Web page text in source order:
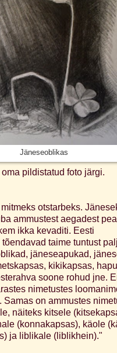
Jäneseoblikas
pildistatud foto järgi.
otstarbeks.
ammustest aegadest
ikka kevaditi. Eesti
taime tuntust
jäneseapukad,
kikikapsas,
soone rohud jne.
nimetustes
Samas on ammustes
näiteks kitsele
(konnakapsas), käole
ja liblikale (liblikhein)."